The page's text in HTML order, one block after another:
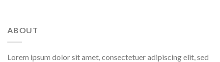
ABOUT
Lorem ipsum dolor sit amet, consectetuer adipiscing elit, sed